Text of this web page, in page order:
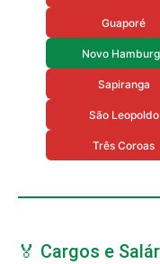
Guaporé
Novo
Sapiranga
São Leopoldo
Três Coroas
🏅 Cargos e